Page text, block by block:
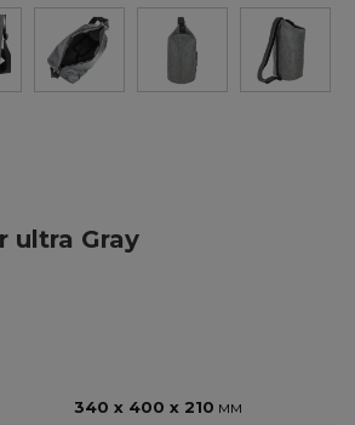
ultra Gray
340 x 400 x 210 мм